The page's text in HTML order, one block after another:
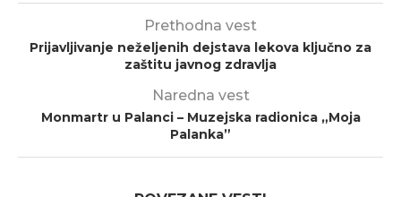
Prethodna vest
Prijavljivanje neželjenih dejstava lekova ključno za
zaštitu javnog zdravlja
Naredna vest
Monmartr u Palanci – Muzejska radionica „Moja
Palanka”